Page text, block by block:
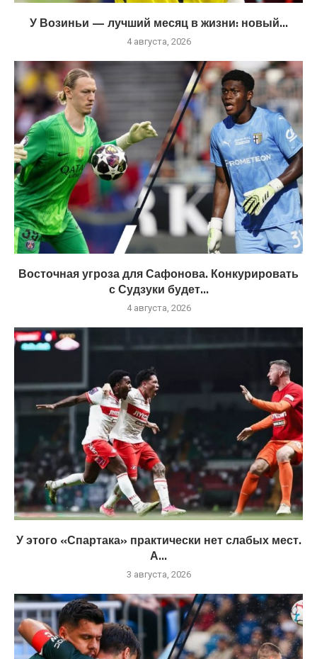
У Возиньи — лучший месяц в жизни: новый...
4 августа, 2026
Восточная угроза для Сафонова. Конкурировать
с Судзуки будет...
4 августа, 2026
У этого «Спартака» практически нет слабых мест.
А...
3 августа, 2026